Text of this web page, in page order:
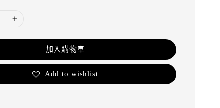
加入購物車
Add to wishlist